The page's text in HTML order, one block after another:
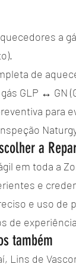
a
de
GLP ↔ GN
para
a
em toda a
e
e uso de
de
também
Lins de